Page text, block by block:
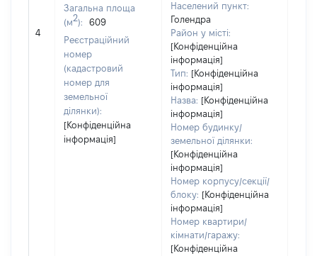
4
Загальна площа
(м2):
609
Реєстраційний
номер
(кадастровий
номер для
земельної
ділянки):
[Конфіденційна
інформація]
Населений пункт:
Голендра
Район у місті:
[Конфіденційна
інформація]
Тип: [Конфіденційна
інформація]
Назва: [Конфіденційна
інформація]
Номер будинку/
земельної ділянки:
[Конфіденційна
інформація]
Номер корпусу/секції/
блоку: [Конфіденційна
інформація]
Номер квартири/
кімнати/гаражу:
[Конфіденційна